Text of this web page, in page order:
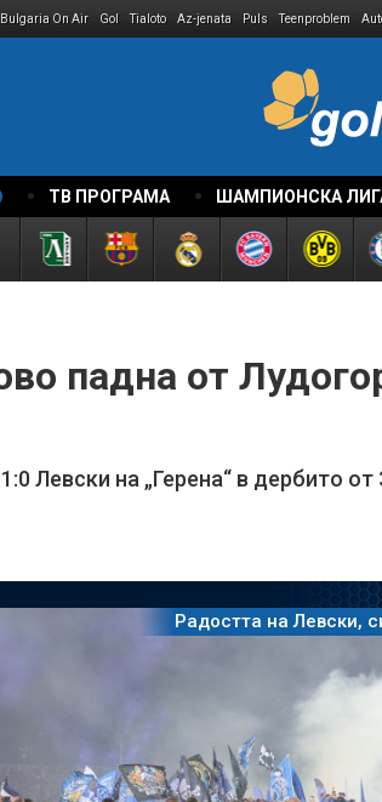
Bulgaria On Air Gol Tialoto Az-jenata Puls Teenproblem
ТВ ПРОГРАМА ШАМПИОНСКА
падна от
Левски на „Герена“ в дербито
Радостта на Левски,